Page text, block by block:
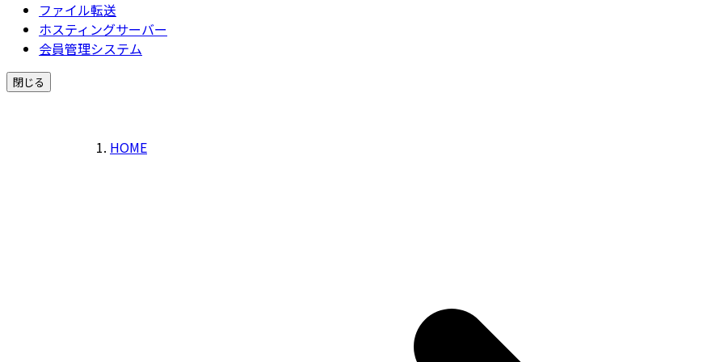
ファイル転送
ホスティングサーバー
会員管理システム
閉じる
HOME